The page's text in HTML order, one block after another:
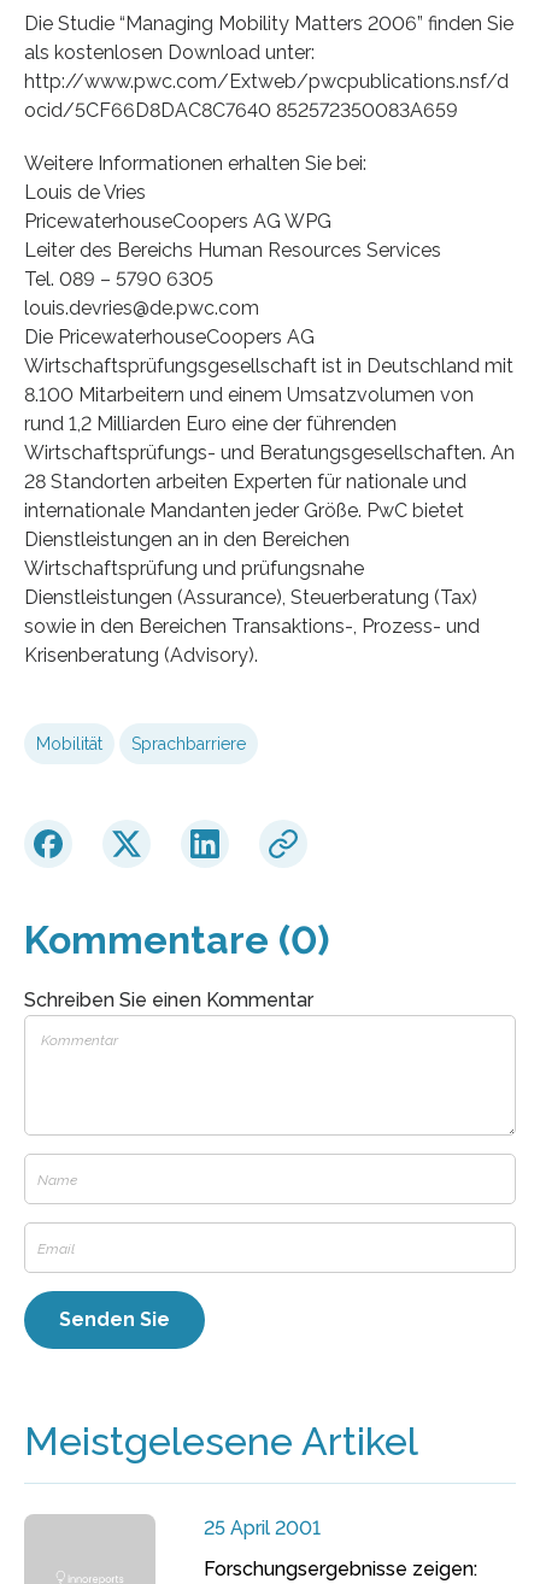
Die Studie “Managing Mobility Matters 2006” finden Sie
als kostenlosen Download unter:
http://www.pwc.com/Extweb/pwcpublications.nsf/d
ocid/5CF66D8DAC8C7640 852572350083A659
Weitere Informationen erhalten Sie bei:
Louis de Vries
PricewaterhouseCoopers AG WPG
Leiter des Bereichs Human Resources Services
Tel. 089 – 5790 6305
louis.devries@de.pwc.com
Die PricewaterhouseCoopers AG
Wirtschaftsprüfungsgesellschaft ist in Deutschland mit
8.100 Mitarbeitern und einem Umsatzvolumen von
rund 1,2 Milliarden Euro eine der führenden
Wirtschaftsprüfungs- und Beratungsgesellschaften. An
28 Standorten arbeiten Experten für nationale und
internationale Mandanten jeder Größe. PwC bietet
Dienstleistungen an in den Bereichen
Wirtschaftsprüfung und prüfungsnahe
Dienstleistungen (Assurance), Steuerberatung (Tax)
sowie in den Bereichen Transaktions-, Prozess- und
Krisenberatung (Advisory).
Mobilität Sprachbarriere
Kommentare (0)
Schreiben Sie einen Kommentar
Meistgelesene Artikel
25 April 2001
Forschungsergebnisse zeigen: